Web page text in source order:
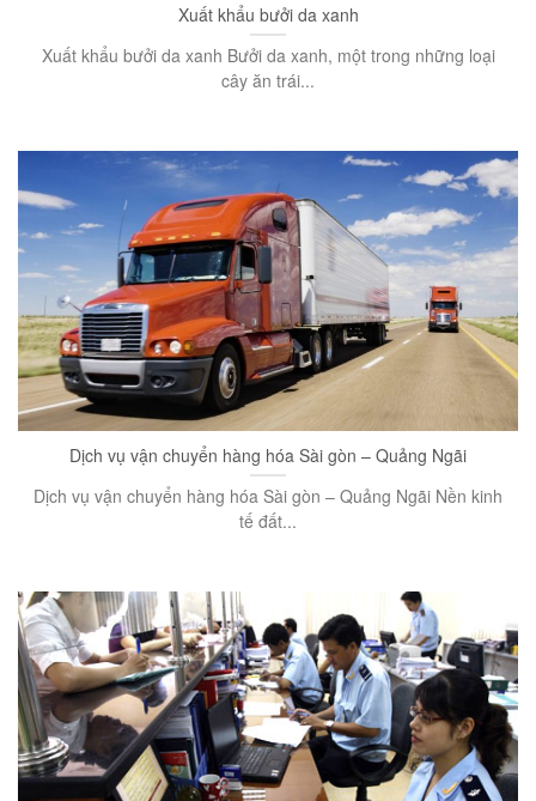
Xuất khẩu bưởi da xanh
Xuất khẩu bưởi da xanh Bưởi da xanh, một trong những loại
cây ăn trái...
Dịch vụ vận chuyển hàng hóa Sài gòn – Quảng Ngãi
Dịch vụ vận chuyển hàng hóa Sài gòn – Quảng Ngãi Nền kinh
tế đất...